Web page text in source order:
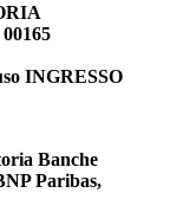
INGRESSO
Banche
Paribas,